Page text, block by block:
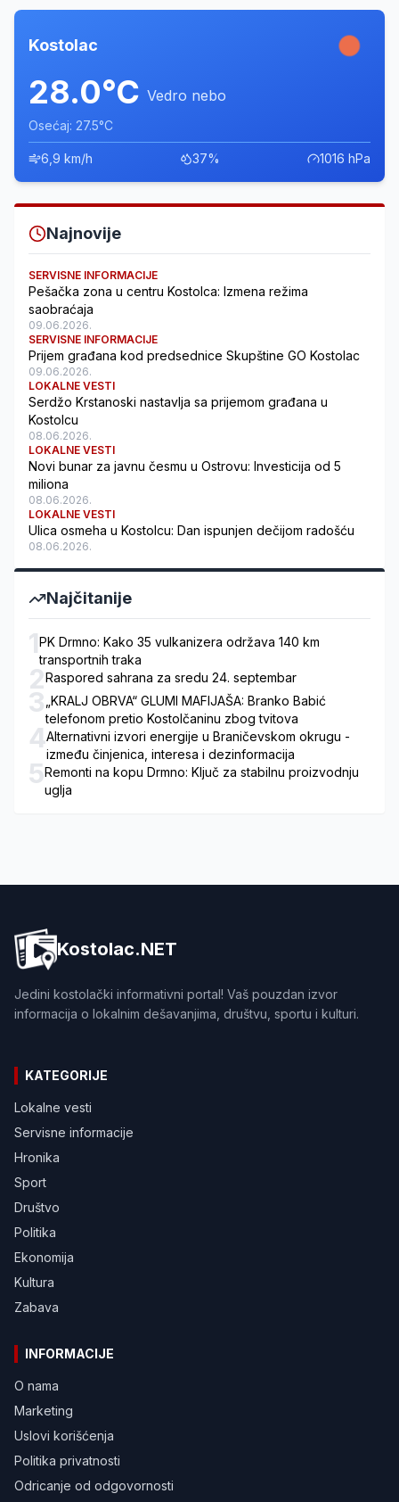
Kostolac
28.0°C Vedro nebo
Osećaj: 27.5°C
6,9 km/h 37% 1016 hPa
Najnovije
SERVISNE INFORMACIJE
Pešačka zona u centru Kostolca: Izmena režima
saobraćaja
09.06.2026.
SERVISNE INFORMACIJE
Prijem građana kod predsednice Skupštine GO Kostolac
09.06.2026.
LOKALNE VESTI
Serdžo Krstanoski nastavlja sa prijemom građana u
Kostolcu
08.06.2026.
LOKALNE VESTI
Novi bunar za javnu česmu u Ostrovu: Investicija od 5
miliona
08.06.2026.
LOKALNE VESTI
Ulica osmeha u Kostolcu: Dan ispunjen dečijom radošću
08.06.2026.
Najčitanije
1PK Drmno: Kako 35 vulkanizera održava 140 km
transportnih traka
2Raspored sahrana za sredu 24. septembar
3„KRALJ OBRVA“ GLUMI MAFIJAŠA: Branko Babić
telefonom pretio Kostolčaninu zbog tvitova
4Alternativni izvori energije u Braničevskom okrugu -
između činjenica, interesa i dezinformacija
5Remonti na kopu Drmno: Ključ za stabilnu proizvodnju
uglja
Kostolac.NET
Jedini kostolački informativni portal! Vaš pouzdan izvor
informacija o lokalnim dešavanjima, društvu, sportu i kulturi.
KATEGORIJE
Lokalne vesti
Servisne informacije
Hronika
Sport
Društvo
Politika
Ekonomija
Kultura
Zabava
INFORMACIJE
O nama
Marketing
Uslovi korišćenja
Politika privatnosti
Odricanje od odgovornosti